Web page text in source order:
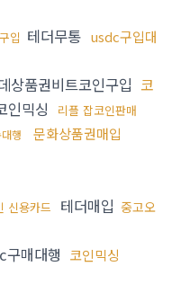
입 테더무통 usdc구입대
상품권비트코인구입 코
인믹싱 리플 잡코인판매
행 문화상품권매입
신용카드 테더매입 중고오
매대행 코인믹싱